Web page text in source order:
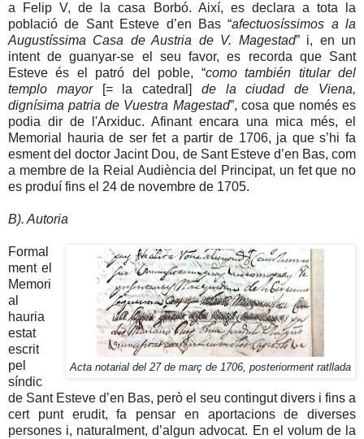
a Felip V, de la casa Borbó. Així, es declara a tota la
població de Sant Esteve d’en Bas “afectuosíssimos a la
Augustíssima Casa de Austria de V. Magestad” i, en un
intent de guanyar-se el seu favor, es recorda que Sant
Esteve és el patró del poble, “como también titular del
templo mayor
[= la catedral] de la ciudad de Viena,
dignísima patria de Vuestra Magestad”, cosa que només es
podia dir de l'Arxiduc. Afinant encara una mica més, el
Memorial hauria de ser fet a partir de 1706, ja que s’hi fa
esment del doctor Jacint Dou, de Sant Esteve d’en Bas, com
a membre de la Reial Audiència del Principat, un fet que no
es produí fins el 24 de novembre de 1705.
B). Autoria
Acta notarial del 27 de març de 1706, posteriorment ratllada
Formal
ment el
Memori
al
hauria
estat
escrit
pel
síndic
de Sant Esteve d’en Bas, però el seu contingut divers i fins a
cert punt erudit, fa pensar en aportacions de diverses
persones i, naturalment, d’algun advocat. En el volum de la